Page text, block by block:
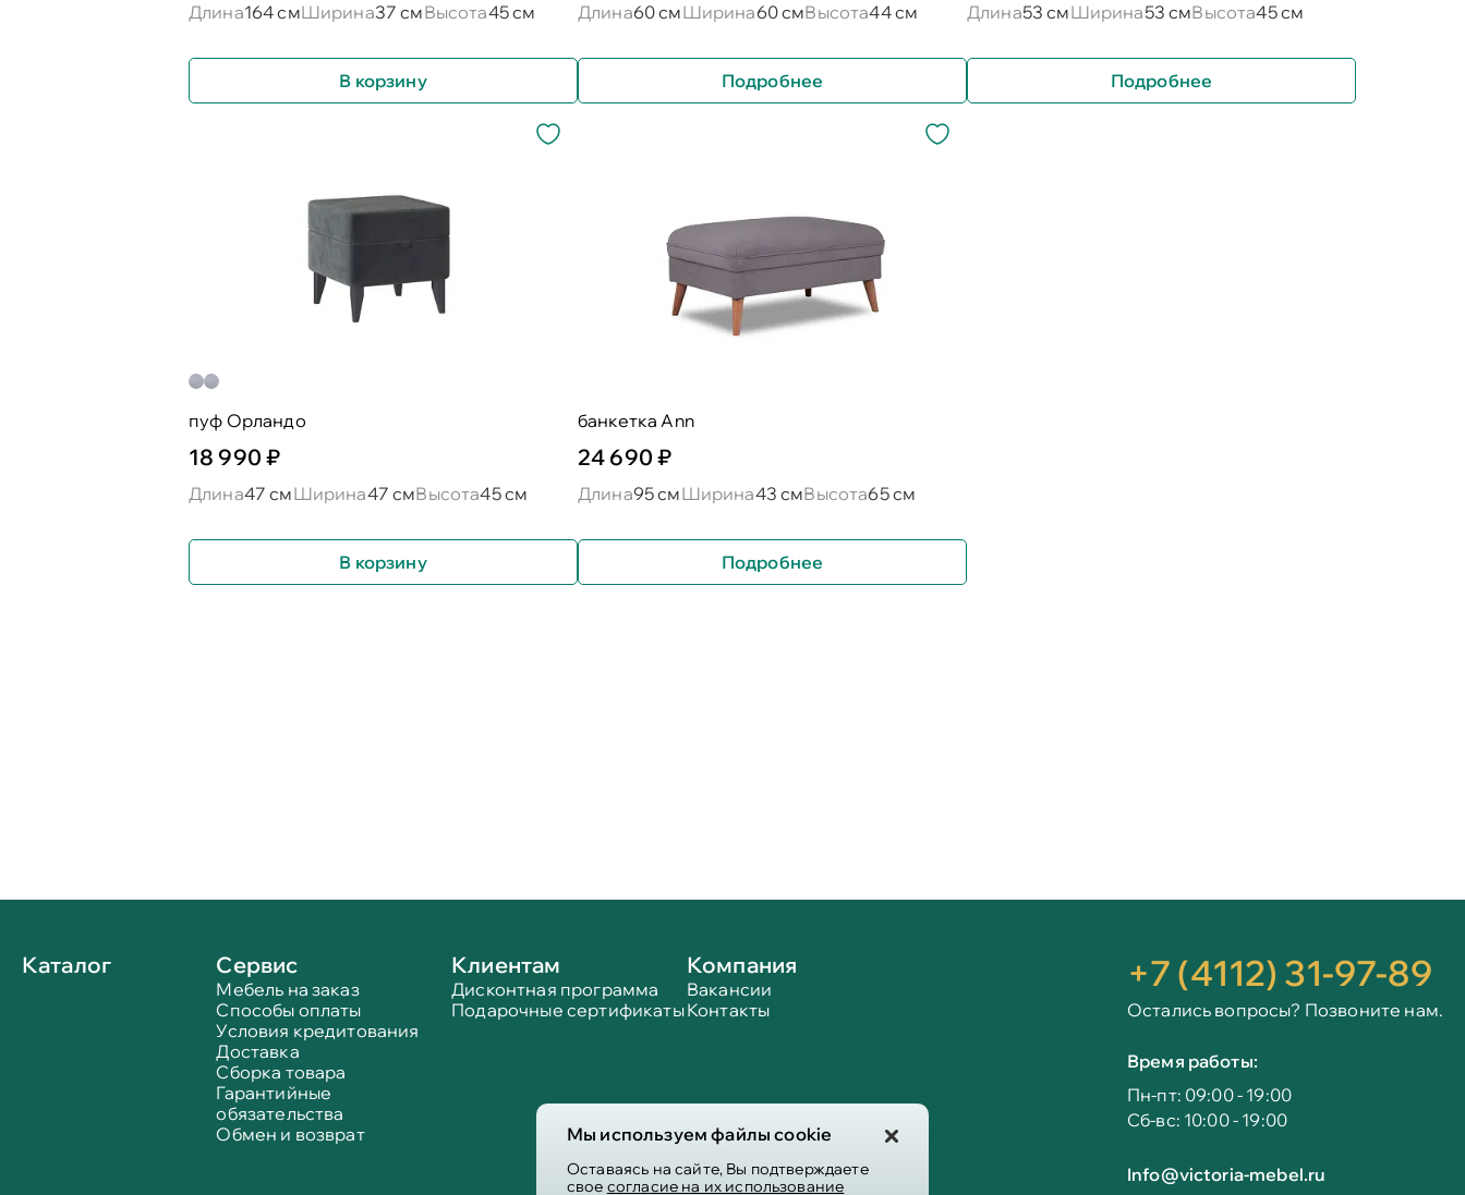
Мы используем файлы cookie
Оставаясь на сайте, Вы подтверждаете
свое согласие на их использование
Длина164 смШирина37 смВысота45 см
В корзину
Длина60 смШирина60 смВысота44 см
Подробнее
Длина53 смШирина53 смВысота45 см
Подробнее
пуф Орландо
18 990 ₽
Длина47 смШирина47 смВысота45 см
В корзину
банкетка Ann
24 690 ₽
Длина95 смШирина43 смВысота65 см
Подробнее
Каталог Сервис
Мебель на заказ
Способы оплаты
Условия кредитования
Доставка
Сборка товара
Гарантийные
обязательства
Обмен и возврат
Клиентам
Дисконтная программа
Подарочные сертификаты
Компания
Вакансии
Контакты
+7 (4112) 31-97-89
Остались вопросы? Позвоните нам.
Время работы:
Пн-пт: 09:00 - 19:00
Сб-вс: 10:00 - 19:00
Info@victoria-mebel.ru